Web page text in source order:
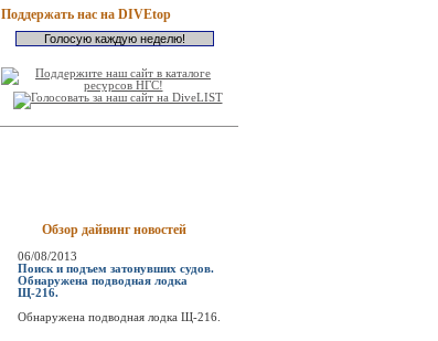
Поддержать нас на DIVEtop
Обзор дайвинг новостей
06/08/2013
Поиск и подъем затонувших судов.
Обнаружена подводная лодка
Щ-216.
Обнаружена подводная лодка Щ-216.